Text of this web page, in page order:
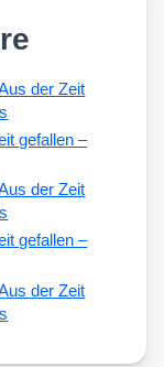
der Zeit
gefallen –
der Zeit
gefallen –
der Zeit